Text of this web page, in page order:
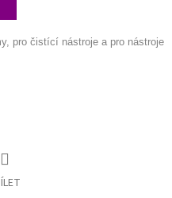
pro čistící nástroje a pro nástroje